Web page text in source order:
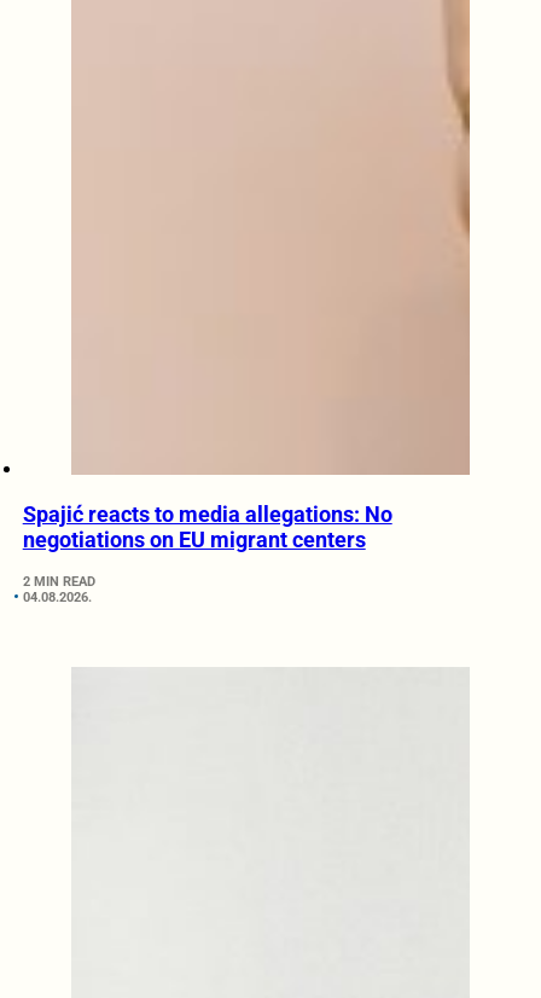
Spajić reacts to media allegations: No
negotiations on EU migrant centers
2 MIN READ
04.08.2026.